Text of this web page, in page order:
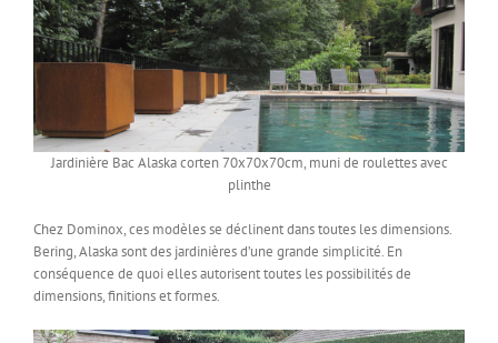
Jardinière Bac Alaska corten 70x70x70cm, muni de roulettes avec
plinthe
Chez Dominox, ces modèles se déclinent dans toutes les dimensions.
Bering, Alaska sont des jardinières d’une grande simplicité. En
conséquence de quoi elles autorisent toutes les possibilités de
dimensions, finitions et formes.